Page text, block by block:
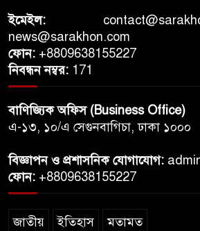
ইমেইল:
news@sarakhon.com
ফোন: +8809638155227
নিবন্ধন নম্বর: 171
বাণিজ্যিক অফিস (Business Office)
এ-১৩, ১০/এ সেগুনবাগিচা, ঢাকা ১০০০
বিজ্ঞাপন ও প্রশাসনিক যোগাযোগ:
ফোন: +8809638155227
জাতীয় ইতিহাস মতামত